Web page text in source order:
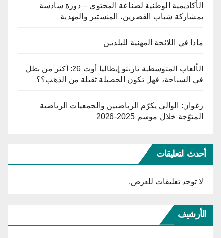
الأكاديمية الوطنية لصناعة المحتوى – دورة سادسة
بمشاركة شباب القصرين، المنستير والمهدية
ماذا في اللائحة المهنية للبلديين
الألعاب المتوسطية تارنتو إيطاليا أوت 26: أكثر من بطل
في السباحة، فهل تكون الحصيلة ثقيلة من الذهب؟؟
زغوان: الوالي يكرّم الرياضيين والجمعيات الرياضية
المتوّجة خلال موسم 2025-2026
أحدث التعليقات
لا توجد تعليقات للعرض.
الأرشيف